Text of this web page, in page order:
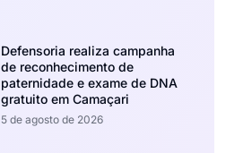
Defensoria realiza campanha
de reconhecimento de
paternidade e exame de DNA
gratuito em Camaçari
5 de agosto de 2026